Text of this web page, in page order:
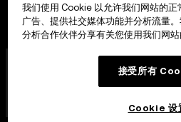
(MFSA) 依据《数字货币资产市
章) 第 28 条授权成立的数字货
获准开展数字货币资产交易平台
我们使用 Cookie 以允许我们网站的正
广告、提供社交媒体功能并分析流量
分析合作伙伴分享有关您使用我们网站
接受所有
Cookie 设